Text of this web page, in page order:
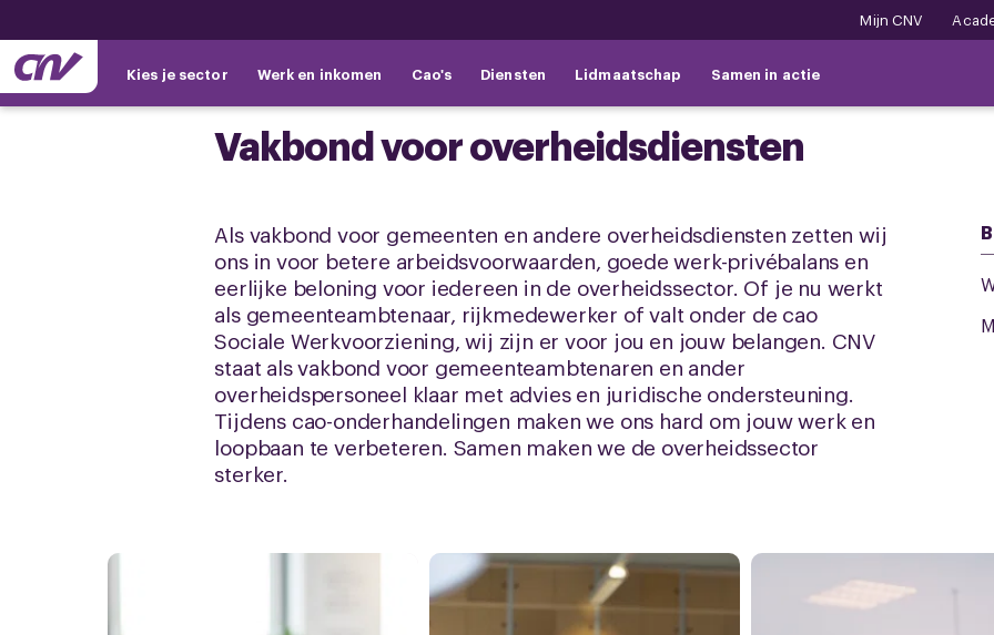
Mijn CNV
Kies je sector Werk en inkomen Cao's Diensten Lidmaatschap Samen in actie
Vakbond voor overheidsdiensten
Als vakbond voor gemeenten en andere overheidsdiensten zetten wij
ons in voor betere arbeidsvoorwaarden, goede werk-privébalans en
eerlijke beloning voor iedereen in de overheidssector. Of je nu werkt
als gemeenteambtenaar, rijkmedewerker of valt onder de cao
Sociale Werkvoorziening, wij zijn er voor jou en jouw belangen. CNV
staat als vakbond voor gemeenteambtenaren en ander
overheidspersoneel klaar met advies en juridische ondersteuning.
Tijdens cao-onderhandelingen maken we ons hard om jouw werk en
loopbaan te verbeteren. Samen maken we de overheidssector
sterker.